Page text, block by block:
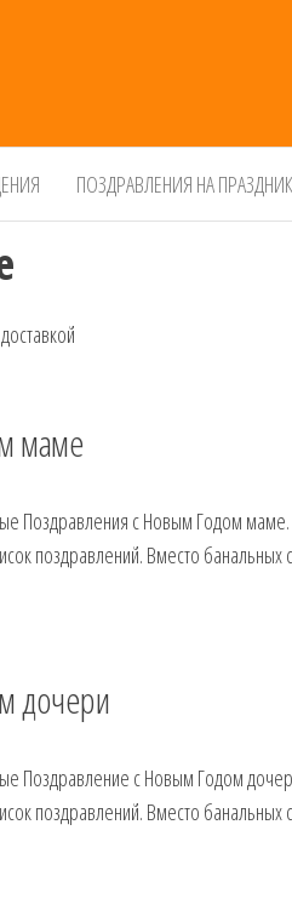
ПОЗДРАВЛЕНИЯ НА
маме
Поздравления с Новым Годом
поздравлений. Вместо
дочери
Поздравление с Новым Годом
поздравлений. Вместо